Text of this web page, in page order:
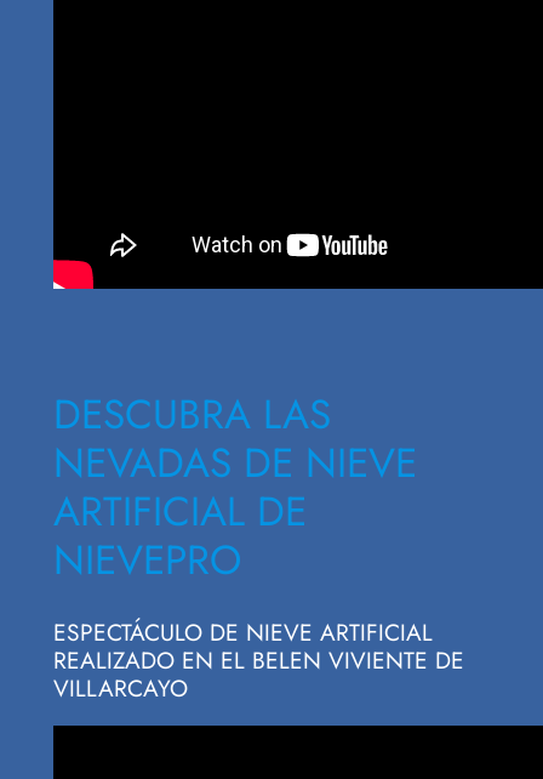
DESCUBRA LAS
NEVADAS DE NIEVE
ARTIFICIAL DE
NIEVEPRO
ESPECTÁCULO DE NIEVE ARTIFICIAL
REALIZADO EN EL BELEN VIVIENTE DE
VILLARCAYO